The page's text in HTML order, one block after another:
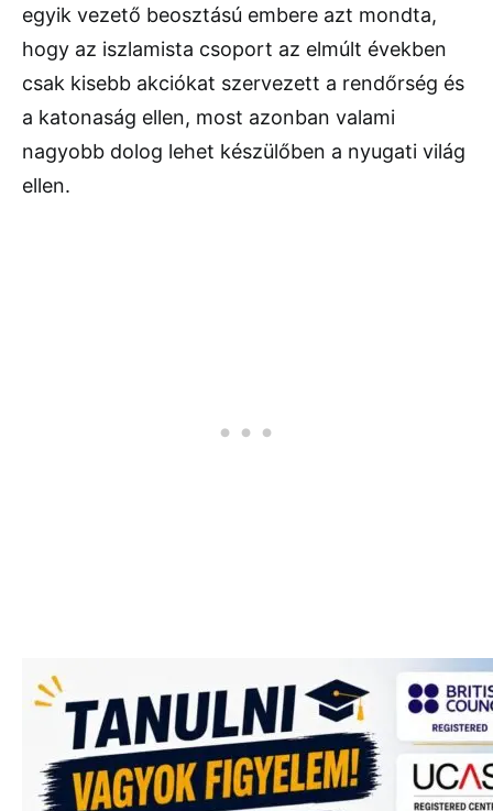
egyik vezető beosztású embere azt mondta,
hogy az iszlamista csoport az elmúlt években
csak kisebb akciókat szervezett a rendőrség és
a katonaság ellen, most azonban valami
nagyobb dolog lehet készülőben a nyugati világ
ellen.